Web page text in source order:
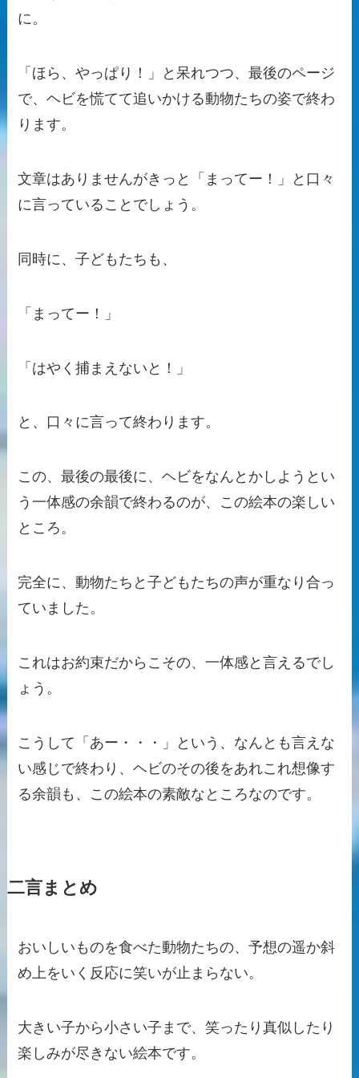
に。
「ほら、やっぱり！」と呆れつつ、最後のページ
で、ヘビを慌てて追いかける動物たちの姿で終わ
ります。
文章はありませんがきっと「まってー！」と口々
に言っていることでしょう。
同時に、子どもたちも、
「まってー！」
「はやく捕まえないと！」
と、口々に言って終わります。
この、最後の最後に、ヘビをなんとかしようとい
う一体感の余韻で終わるのが、この絵本の楽しい
ところ。
完全に、動物たちと子どもたちの声が重なり合っ
ていました。
これはお約束だからこその、一体感と言えるでし
ょう。
こうして「あー・・・」という、なんとも言えな
い感じで終わり、ヘビのその後をあれこれ想像す
る余韻も、この絵本の素敵なところなのです。
二言まとめ
おいしいものを食べた動物たちの、予想の遥か斜
め上をいく反応に笑いが止まらない。
大きい子から小さい子まで、笑ったり真似したり
楽しみが尽きない絵本です。